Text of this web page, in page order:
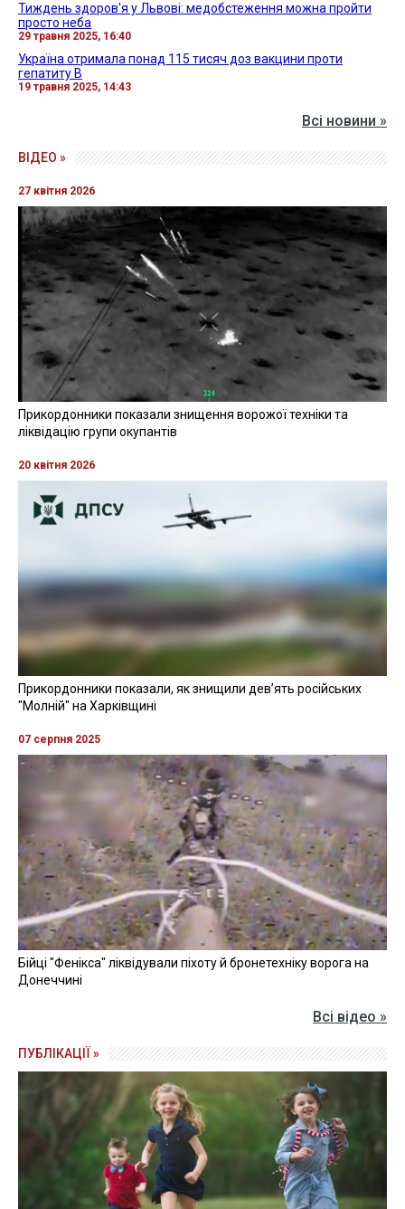
Тиждень здоров'я у Львові: медобстеження можна пройти
просто неба
29 травня 2025, 16:40
Україна отримала понад 115 тисяч доз вакцини проти
гепатиту B
19 травня 2025, 14:43
Всі новини »
ВІДЕО »
27 квітня 2026
Прикордонники показали знищення ворожої техніки та
ліквідацію групи окупантів
20 квітня 2026
Прикордонники показали, як знищили девʼять російських
"Молній" на Харківщині
07 серпня 2025
Бійці "Фенікса" ліквідували піхоту й бронетехніку ворога на
Донеччині
Всі відео »
ПУБЛІКАЦІЇ »